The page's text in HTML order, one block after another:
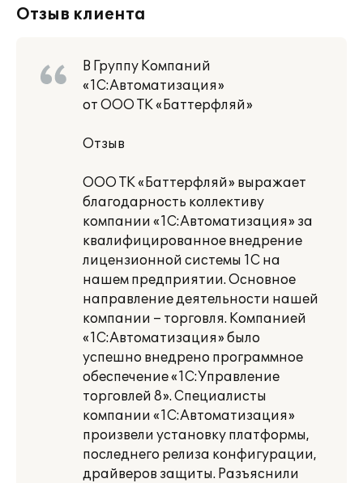
Отзыв клиента
В Группу Компаний
«1С:Автоматизация»
от ООО ТК «Баттерфляй»
Отзыв
ООО ТК «Баттерфляй» выражает
благодарность коллективу
компании «1С:Автоматизация» за
квалифицированное внедрение
лицензионной системы 1С на
нашем предприятии. Основное
направление деятельности нашей
компании – торговля. Компанией
«1С:Автоматизация» было
успешно внедрено программное
обеспечение «1С:Управление
торговлей 8». Специалисты
компании «1С:Автоматизация»
произвели установку платформы,
последнего релиза конфигурации,
драйверов защиты. Разъяснили